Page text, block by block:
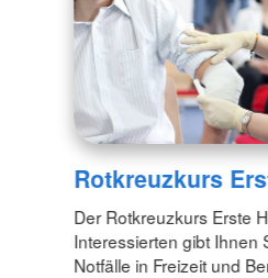
Rotkreuzkurs
Der Rotkreuzkurs Erste
Interessierten gibt Ihnen
Notfälle in Freizeit und